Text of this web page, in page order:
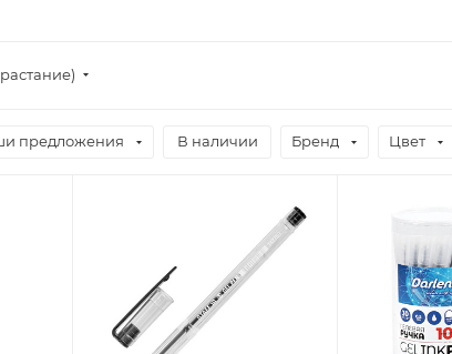
предложения В наличии Бренд Цвет